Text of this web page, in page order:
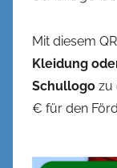
Mit diesem
Kleidung
Schullogo zu
€ für den